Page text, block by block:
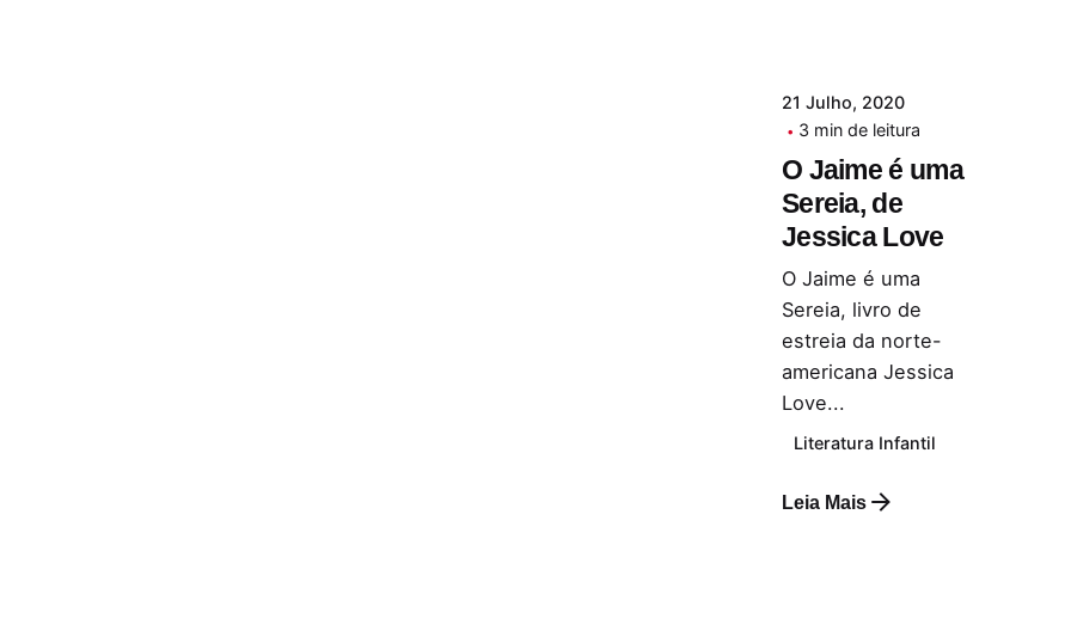
21 Julho, 2020
3 min de leitura
O Jaime é uma
Sereia, de
Jessica Love
O Jaime é uma
Sereia, livro de
estreia da norte-
americana Jessica
Love...
Literatura Infantil
Leia Mais